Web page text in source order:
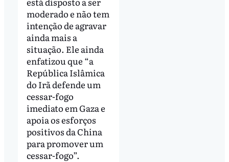
moderado e não tem
intenção de agravar
ainda mais a
situação. Ele ainda
enfatizou que “a
República Islâmica
do Irã defende um
cessar-fogo
imediato em Gaza e
apoia os esforços
positivos da China
para promover um
cessar-fogo”.